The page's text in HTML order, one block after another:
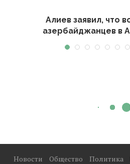
Алиев заявил, что
азербайджанцев в
Новости Общество Политика